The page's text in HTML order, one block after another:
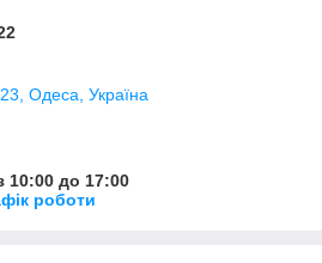
Одеса, Україна
10:00 до 17:00
роботи